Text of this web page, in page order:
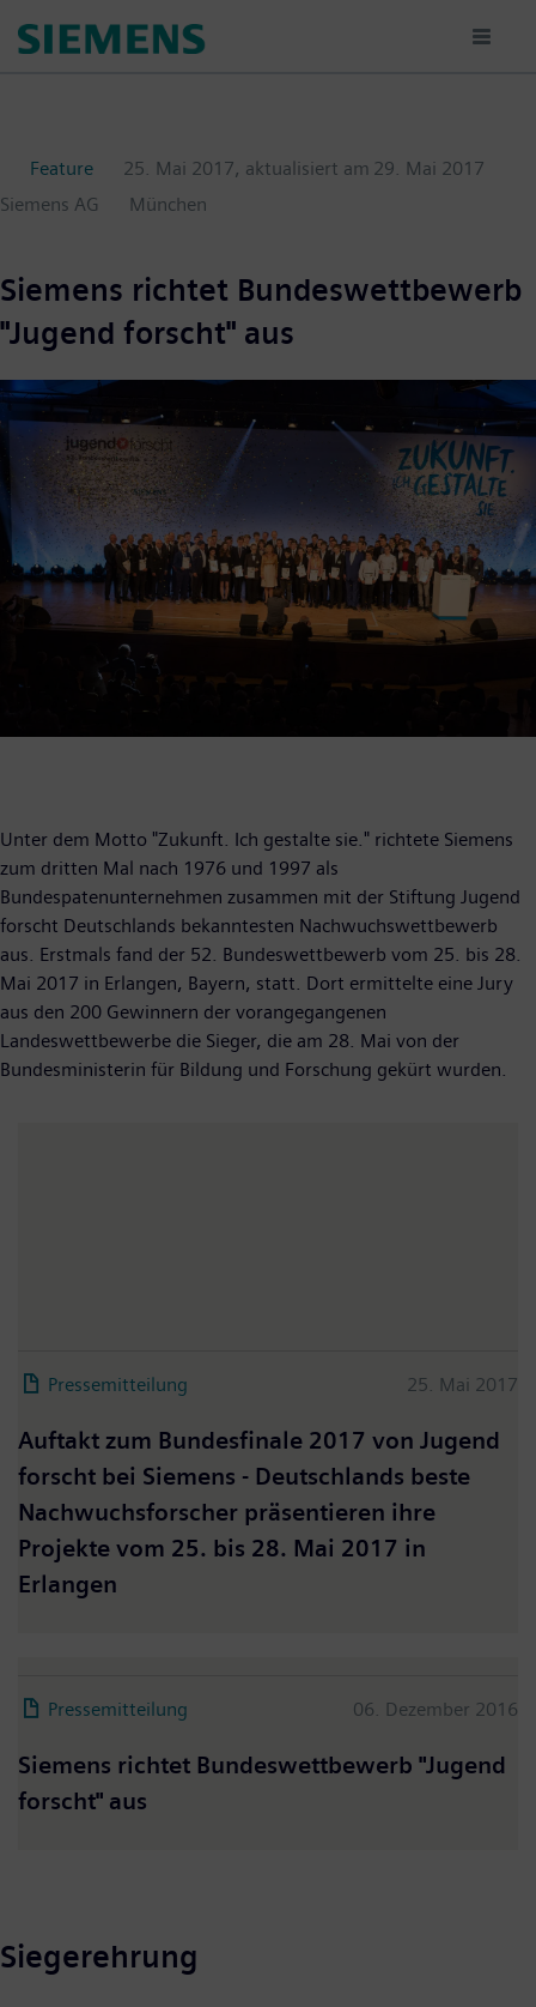
para
Feature
25. Mai 2017, aktualisiert am 29. Mai 2017
Siemens AG
München
Siemens richtet Bundeswettbewerb
"Jugend forscht" aus
Unter dem Motto "Zukunft. Ich gestalte sie." richtete Siemens
zum dritten Mal nach 1976 und 1997 als
Bundespatenunternehmen zusammen mit der Stiftung Jugend
forscht Deutschlands bekanntesten Nachwuchswettbewerb
aus. Erstmals fand der 52. Bundeswettbewerb vom 25. bis 28.
Mai 2017 in Erlangen, Bayern, statt. Dort ermittelte eine Jury
aus den 200 Gewinnern der vorangegangenen
Landeswettbewerbe die Sieger, die am 28. Mai von der
Bundesministerin für Bildung und Forschung gekürt wurden.
Pressemitteilung 25. Mai 2017
Auftakt zum Bundesfinale 2017 von Jugend
forscht bei Siemens - Deutschlands beste
Nachwuchsforscher präsentieren ihre
Projekte vom 25. bis 28. Mai 2017 in
Erlangen
Pressemitteilung 06. Dezember 2016
Siemens richtet Bundeswettbewerb "Jugend
forscht" aus
Siegerehrung